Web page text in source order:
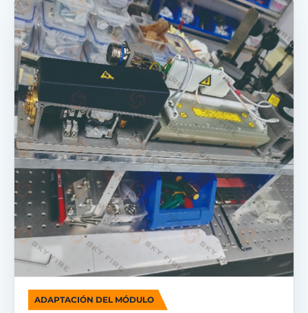
ADAPTACIÓN DEL MÓDULO